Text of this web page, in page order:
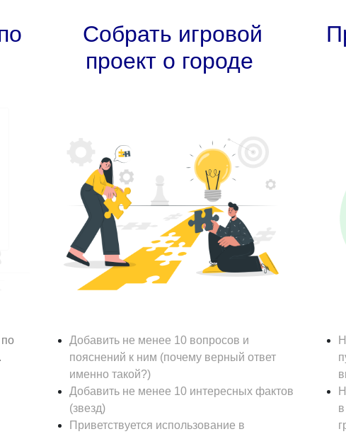
Собрать игровой
проект о городе
Добавить не менее 10 вопросов и
пояснений к ним (почему верный ответ
именно такой?)
Добавить не менее 10 интересных фактов
(звезд)
Приветствуется использование в